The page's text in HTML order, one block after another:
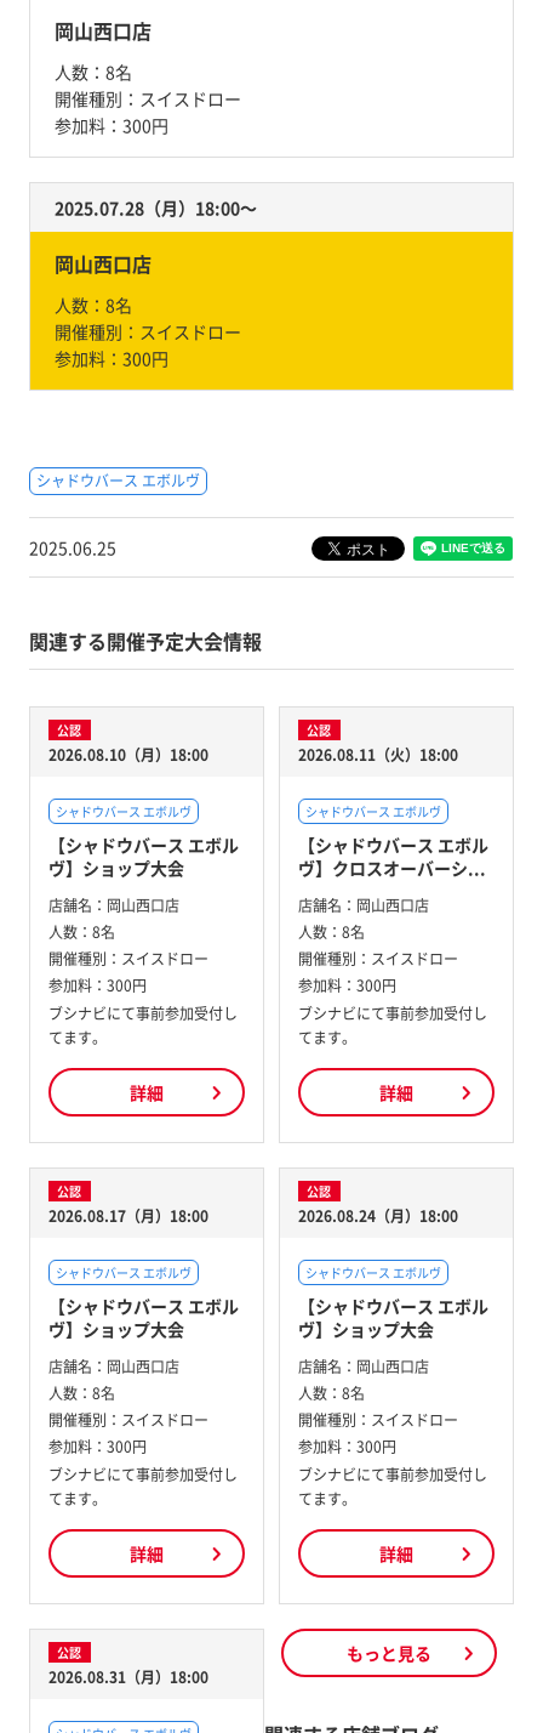
岡山西口店
人数： 8名
開催種別： スイスドロー
参加料： 300円
2025.07.28（月）18:00〜
岡山西口店
人数： 8名
開催種別： スイスドロー
参加料： 300円
シャドウバース エボルヴ
2025.06.25
関連する開催予定大会情報
公認
2026.08.10（月）18:00
シャドウバース エボルヴ
【シャドウバース エボル
ヴ】ショップ大会
店舗名： 岡山西口店
人数： 8名
開催種別： スイスドロー
参加料： 300円
ブシナビにて事前参加受付し
てます。
詳細
公認
2026.08.11（火）18:00
シャドウバース エボルヴ
【シャドウバース エボル
ヴ】クロスオーバーシ...
店舗名： 岡山西口店
人数： 8名
開催種別： スイスドロー
参加料： 300円
ブシナビにて事前参加受付し
てます。
詳細
公認
2026.08.17（月）18:00
シャドウバース エボルヴ
【シャドウバース エボル
ヴ】ショップ大会
店舗名： 岡山西口店
人数： 8名
開催種別： スイスドロー
参加料： 300円
ブシナビにて事前参加受付し
てます。
詳細
公認
2026.08.24（月）18:00
シャドウバース エボルヴ
【シャドウバース エボル
ヴ】ショップ大会
店舗名： 岡山西口店
人数： 8名
開催種別： スイスドロー
参加料： 300円
ブシナビにて事前参加受付し
てます。
詳細
公認
2026.08.31（月）18:00
もっと見る